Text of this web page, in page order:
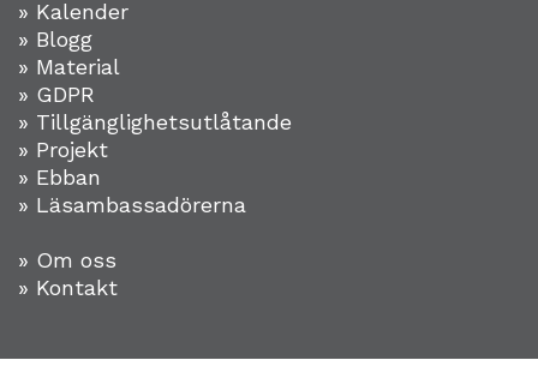
» Kalender
» Blogg
» Material
» GDPR
» Tillgänglighetsutlåtande
» Projekt
» Ebban
» Läsambassadörerna
» Om oss
» Kontakt